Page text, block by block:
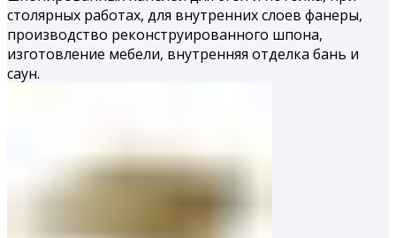
столярных работах, для внутренних слоев фанеры,
производство реконструированного шпона,
изготовление мебели, внутренняя отделка бань и
саун.